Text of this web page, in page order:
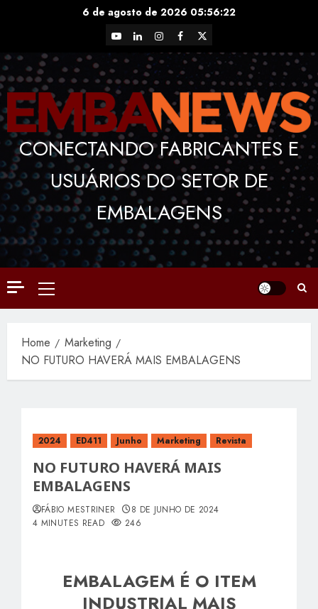
6 de agosto de 2026 05:56:22
YouTubeLinkedInInstagram
Facebook
X
CONECTANDO FABRICANTES E
USUÁRIOS DO SETOR DE
EMBALAGENS
Primary
Menu
Home
Marketing
NO FUTURO HAVERÁ MAIS EMBALAGENS
2024 ED411 Junho Marketing Revista
NO FUTURO HAVERÁ MAIS
EMBALAGENS
FÁBIO MESTRINER
8 DE JUNHO DE 2024
4 MINUTES READ
246
EMBALAGEM É O ITEM
INDUSTRIAL MAIS